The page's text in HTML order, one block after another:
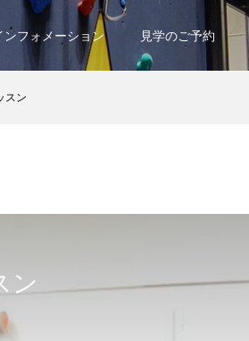
ンフォメーション 見学のご予約
スン
ン